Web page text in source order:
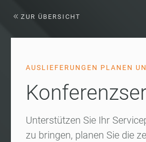
ZUR ÜBERSICHT
AUSLIEFERUNGEN PLANEN
Unterstützen Sie Ihr
zu bringen, planen Sie die